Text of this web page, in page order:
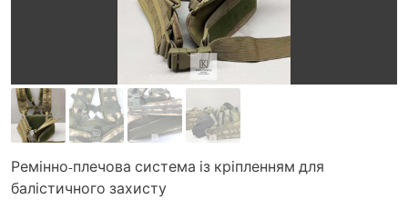
Ремінно-плечова система із кріпленням для
балістичного захисту